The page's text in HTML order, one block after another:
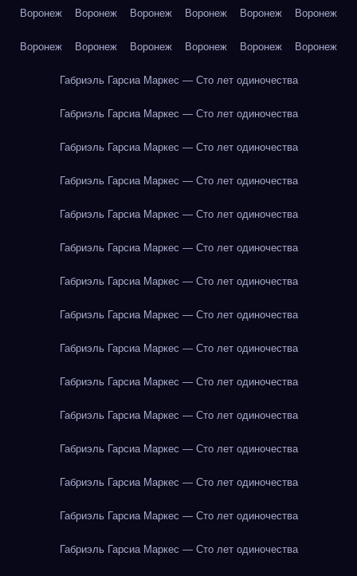
Воронеж Воронеж Воронеж Воронеж Воронеж Воронеж
Воронеж Воронеж Воронеж Воронеж Воронеж Воронеж
Габриэль Гарсиа Маркес — Сто лет одиночества
Габриэль Гарсиа Маркес — Сто лет одиночества
Габриэль Гарсиа Маркес — Сто лет одиночества
Габриэль Гарсиа Маркес — Сто лет одиночества
Габриэль Гарсиа Маркес — Сто лет одиночества
Габриэль Гарсиа Маркес — Сто лет одиночества
Габриэль Гарсиа Маркес — Сто лет одиночества
Габриэль Гарсиа Маркес — Сто лет одиночества
Габриэль Гарсиа Маркес — Сто лет одиночества
Габриэль Гарсиа Маркес — Сто лет одиночества
Габриэль Гарсиа Маркес — Сто лет одиночества
Габриэль Гарсиа Маркес — Сто лет одиночества
Габриэль Гарсиа Маркес — Сто лет одиночества
Габриэль Гарсиа Маркес — Сто лет одиночества
Габриэль Гарсиа Маркес — Сто лет одиночества